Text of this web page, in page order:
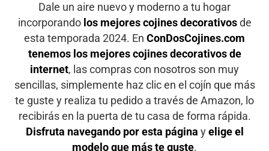
Dale un aire nuevo y moderno a tu hogar
incorporando los mejores cojines decorativosde
esta temporada 2024. En ConDosCojines.com
tenemos los mejores cojines decorativos de
internet, las compras con nosotros son muy
sencillas, simplemente haz clic en el cojín que más
te guste y realiza tu pedido a través de Amazon, lo
recibirás en la puerta de tu casa de forma rápida.
Disfruta navegando por esta página y elige el
modelo que más te guste.